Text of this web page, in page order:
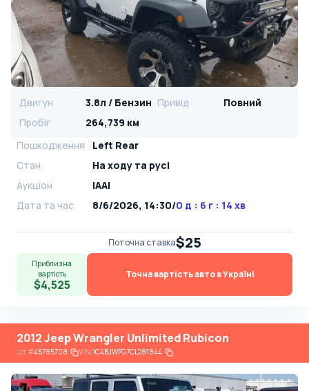
Двигун 3.8л / Бензин Привід
Повний
Пробіг
264,739 км
Пошкодження
Left Rear
Стан
На ​​ходу та русі
Аукціон
IAAI
Дата та час
8/6/2026, 14:30/0 д : 6 г : 14 хв
Поточна ставка$25
Приблизна
вартість
$4,525
Точна вартість авто в Україні
2012 Jeep Wrangler Unlimited Rubicon
Lot#45785708 VIN:1C4BJWFG7CL281844